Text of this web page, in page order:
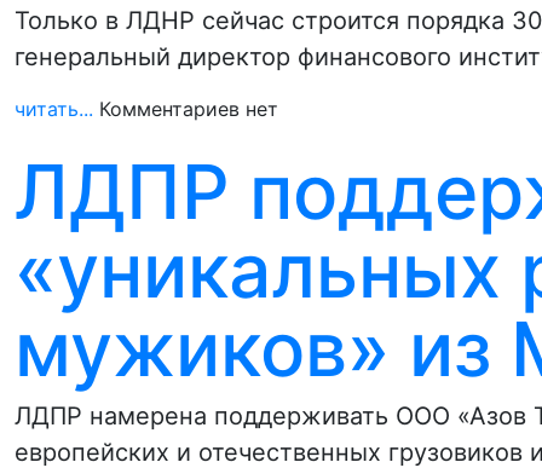
Только в ЛДНР сейчас строится порядка
генеральный директор финансового
читать... Комментариев нет
ЛДПР
«уникальных
мужиков» из
ЛДПР намерена поддерживать ООО «Азов
европейских и отечественных